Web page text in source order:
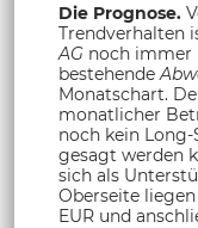
Die Prognose.
Trendverhalten
AG noch immer
bestehende
Monatschart.
monatlicher
noch kein
gesagt werden
sich als
Oberseite
EUR und